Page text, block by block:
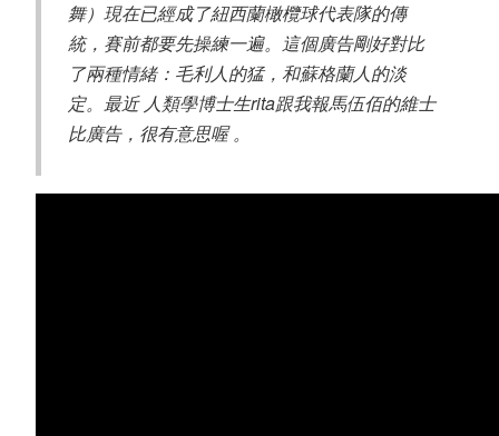
舞）現在已經成了紐西蘭橄欖球代表隊的傳
統，賽前都要先操練一遍。這個廣告剛好對比
了兩種情緒：毛利人的猛，和蘇格蘭人的淡
定。最近 人類學博士生rita跟我報馬伍佰的維士
比廣告，很有意思喔 。